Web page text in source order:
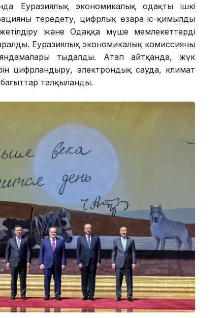
Еуразиялық экономикалық одақтың ішкі
тереңдету, цифрлық өзара іс-қимылды
және Одаққа мүше мемлекеттердің
Еуразиялық экономикалық комиссияның
тыңдалды. Атап айтқанда, жүк
цифрландыру, электрондық сауда, климат
талқыланды.